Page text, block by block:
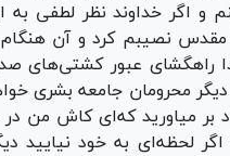
و اگر خداوند نظر لطفی
مقدس نصیبم کرد و آن
راهگشای عبور کشتی‌های
دیگر محرومان جامعه بشری
بر میاورید که‌ای کاش من
لحظه‌ای به خود نیایید